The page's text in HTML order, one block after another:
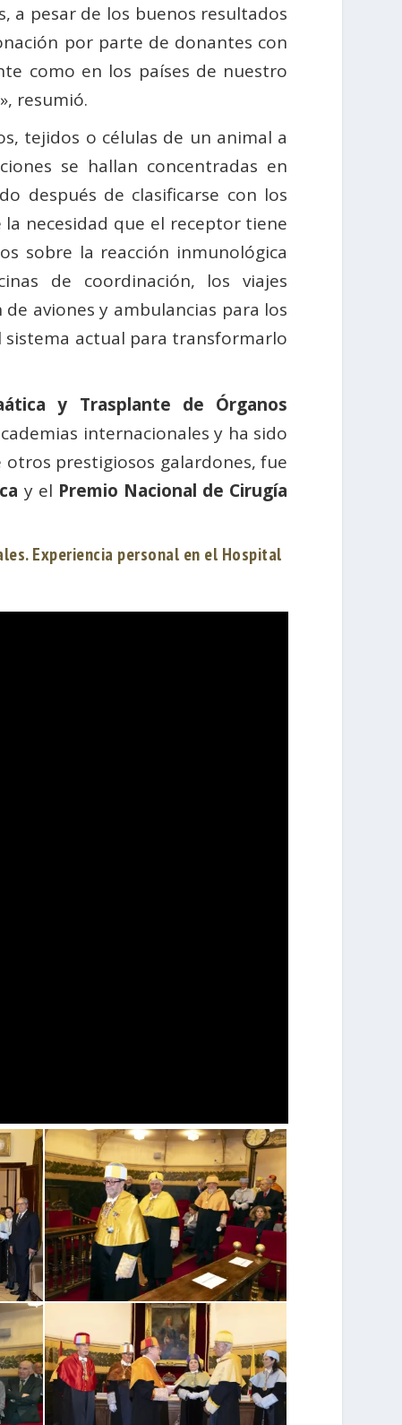
a pesar de los buenos resultados
por parte de donantes con
como en los países de nuestro
resumió.
tejidos o células de un animal a
se hallan concentradas en
después de clasificarse con los
necesidad que el receptor tiene
sobre la reacción inmunológica
de coordinación, los viajes
aviones y ambulancias para los
sistema actual para transformarlo
y Trasplante de Órganos
internacionales y ha sido
prestigiosos galardones, fue
y el Premio Nacional de Cirugía
Experiencia personal en el Hospital